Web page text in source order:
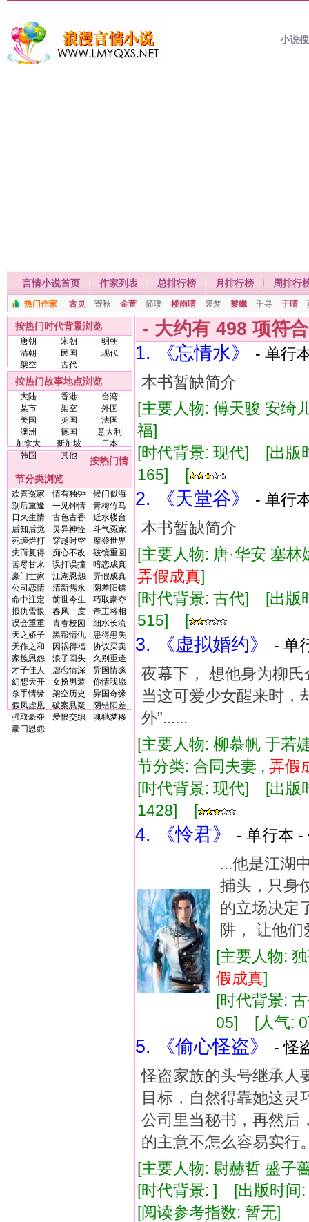
小说
言情小说首页 作家列表 总排行榜 月排行榜 周排行
热门作家 古灵 寄秋 金萱 简璎 楼雨晴 裘梦 黎孅 千寻 于晴
按热门时代背景浏览
唐朝 宋朝
明朝
清朝
民国
现代
架空
古代
按热门故事地点浏览
大陆 香港
台湾
某市
架空
外国
美国
英国
法国
澳洲
德国
意大利
加拿大
新加坡
日本
韩国
其他
按热门情
节分类浏览
欢喜冤家 情有独钟
候门似海
别后重逢
一见钟情
青梅竹马
日久生情
古色古香
近水楼台
后知后觉
灵异神怪
斗气冤家
死缠烂打
穿越时空
摩登世界
失而复得
痴心不改
破镜重圆
苦尽甘来
误打误撞
暗恋成真
豪门世家
江湖恩怨
弄假成真
公司恋情
清新隽永
阴差阳错
命中注定
前世今生
巧取豪夺
报仇雪恨
春风一度
帝王将相
误会重重
青春校园
细水长流
天之娇子
黑帮情仇
患得患失
天作之和
因祸得福
协议买卖
家族恩怨
浪子回头
久别重逢
才子佳人
虐恋情深
异国情缘
幻想天开
女扮男装
你情我愿
杀手情缘
架空历史
异国奇缘
假凤虚凰
破案悬疑
阴错阳差
强取豪夺
爱恨交织
魂驰梦移
豪门恩怨
- 大约有 498 项符
1. 《忘情水》
- 单行
本书暂缺简介
[主要人物: 傅天骏 安
福]
[时代背景: 现代] [出
165] [
2. 《天堂谷》
- 单行
本书暂缺简介
[主要人物: 唐·华安 塞
弄假成真]
[时代背景: 古代] [出
515] [
3. 《虚拟婚约》
- 单
夜幕下， 想他身为柳
当这可爱少女醒来时，
外”......
[主要人物: 柳慕帆 于
节分类: 合同夫妻 , 弄假
[时代背景: 现代] [出
1428] [
4. 《怜君》
- 单行本
...他是江湖
捕头，只身
的立场决定
阱， 让他们
[主要人物:
假成真]
[时代背景:
05] [人气:
5. 《偷心怪盗》
- 怪
怪盗家族的头号继承人
目标，自然得靠她这灵
公司里当秘书，再然后
的主意不怎么容易实行
[主要人物: 尉赫哲 盛
[时代背景: ] [出版时
[阅读参考指数: 暂无]